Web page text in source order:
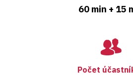
60 min + 15
Počet